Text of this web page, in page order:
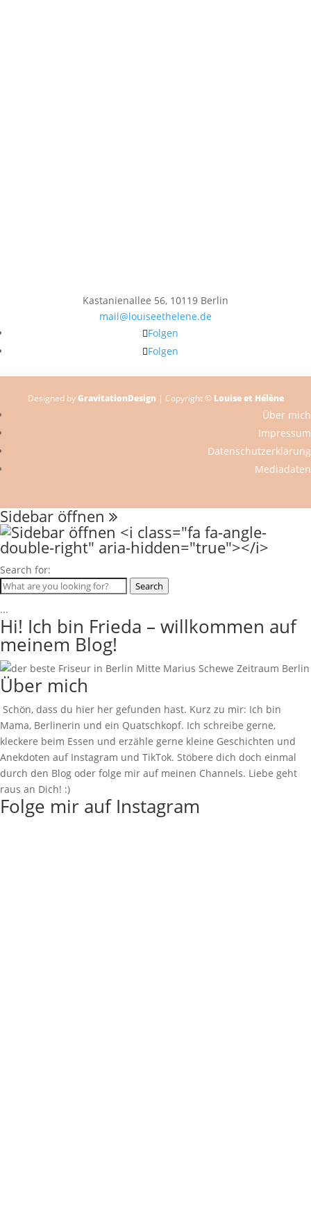
Kastanienallee 56, 10119 Berlin
mail@louiseethelene.de
Folgen
Folgen
Designed byGravitationDesign | Copyright © Louise et Hélène
Über mich
Impressum
Datenschutzerklärung
Mediadaten
Sidebar öffnen
Search for:
Search
...
Hi! Ich bin Frieda – willkommen auf
meinem Blog!
Über mich
Schön, dass du hier her gefunden hast. Kurz zu mir: Ich bin
Mama, Berlinerin und ein Quatschkopf. Ich schreibe gerne,
kleckere beim Essen und erzähle gerne kleine Geschichten und
Anekdoten auf Instagram und TikTok. Stöbere dich doch einmal
durch den Blog oder folge mir auf meinen Channels. Liebe geht
raus an Dich! :)
Folge mir auf Instagram